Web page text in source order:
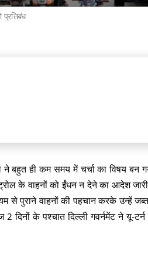
प्रतिबंध
ही कम समय में चर्चा का विषय बन
के वाहनों को ईंधन न देने का आदेश
से पुराने वाहनों की पहचान करके उन्हें
दिनों के पश्चात दिल्ली गवर्नमेंट ने यू-